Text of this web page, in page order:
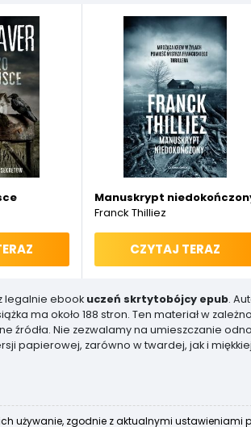
Manuskrypt
Franck Thilliez
CZYTAJ TERAZ
legalnie ebook uczeń skrtytobójcy epub.
ma około 188 stron. Ten materiał w
źródła. Nie zezwalamy na umieszczanie
papierowej, zarówno w twardej, jak i
używanie, zgodnie z aktualnymi ustawieniami